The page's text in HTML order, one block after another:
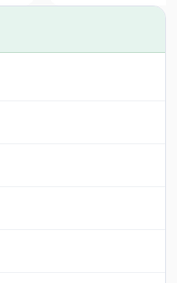
município